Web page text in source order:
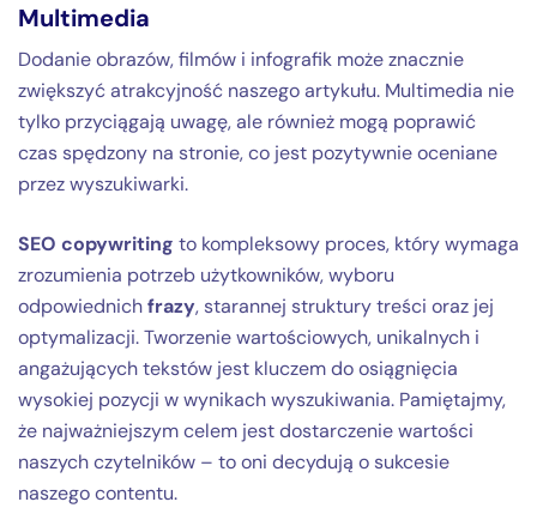
Multimedia
Dodanie obrazów, filmów i infografik może znacznie
zwiększyć atrakcyjność naszego artykułu. Multimedia nie
tylko przyciągają uwagę, ale również mogą poprawić
czas spędzony na stronie, co jest pozytywnie oceniane
przez wyszukiwarki.
SEO copywriting to kompleksowy proces, który wymaga
zrozumienia potrzeb użytkowników, wyboru
odpowiednichfrazy, starannej struktury treści oraz jej
optymalizacji. Tworzenie wartościowych, unikalnych i
angażujących tekstów jest kluczem do osiągnięcia
wysokiej pozycji w wynikach wyszukiwania. Pamiętajmy,
że najważniejszym celem jest dostarczenie wartości
naszych czytelników – to oni decydują o sukcesie
naszego contentu.